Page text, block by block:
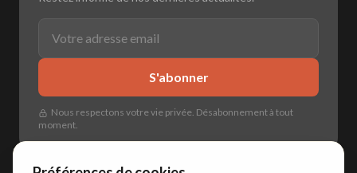
S'abonner
Nous respectons votre vie privée. Désabonnement à tout
moment.